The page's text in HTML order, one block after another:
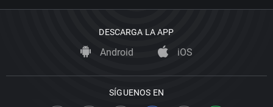
DESCARGA LA APP
Android iOS
SÍGUENOS EN